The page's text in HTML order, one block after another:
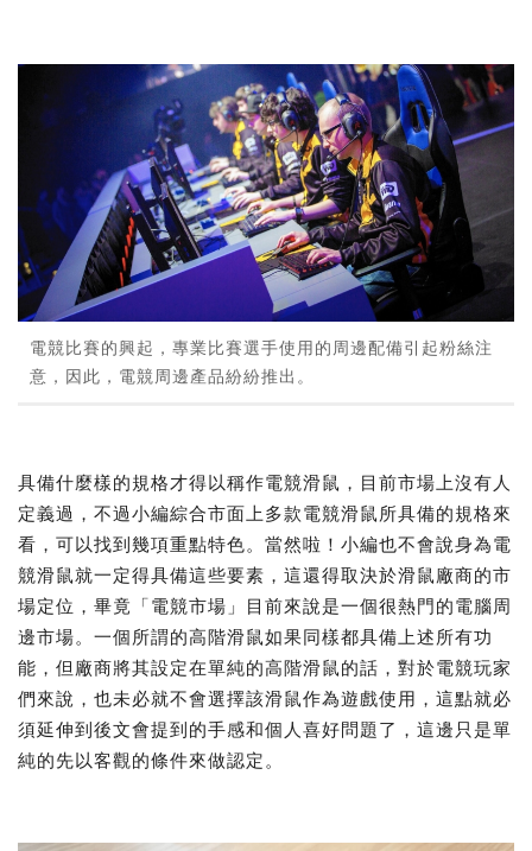
電競比賽的興起，專業比賽選手使用的周邊配備引起粉絲注
意，因此，電競周邊產品紛紛推出。
具備什麼樣的規格才得以稱作電競滑鼠，目前市場上沒有人
定義過，不過小編綜合市面上多款電競滑鼠所具備的規格來
看，可以找到幾項重點特色。當然啦！小編也不會說身為電
競滑鼠就一定得具備這些要素，這還得取決於滑鼠廠商的市
場定位，畢竟「電競市場」目前來說是一個很熱門的電腦周
邊市場。一個所謂的高階滑鼠如果同樣都具備上述所有功
能，但廠商將其設定在單純的高階滑鼠的話，對於電競玩家
們來說，也未必就不會選擇該滑鼠作為遊戲使用，這點就必
須延伸到後文會提到的手感和個人喜好問題了，這邊只是單
純的先以客觀的條件來做認定。